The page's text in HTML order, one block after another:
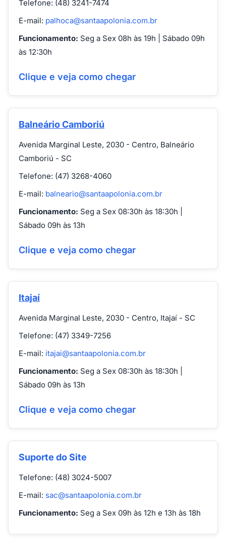
Telefone: (48) 3241-7474
E-mail: palhoca@santaapolonia.com.br
Funcionamento: Seg a Sex 08h às 19h | Sábado 09h
às 12:30h
Clique e veja como chegar
Balneário Camboriú
Avenida Marginal Leste, 2030 - Centro, Balneário
Camboriú - SC
Telefone: (47) 3268-4060
E-mail: balneario@santaapolonia.com.br
Funcionamento: Seg a Sex 08:30h às 18:30h |
Sábado 09h às 13h
Clique e veja como chegar
Itajaí
Avenida Marginal Leste, 2030 - Centro, Itajaí - SC
Telefone: (47) 3349-7256
E-mail: itajai@santaapolonia.com.br
Funcionamento: Seg a Sex 08:30h às 18:30h |
Sábado 09h às 13h
Clique e veja como chegar
Suporte do Site
Telefone: (48) 3024-5007
E-mail: sac@santaapolonia.com.br
Funcionamento: Seg a Sex 09h às 12h e 13h às 18h